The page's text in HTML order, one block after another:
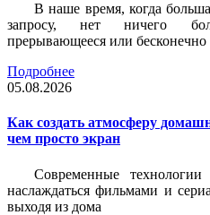
В наше время, когда
запросу, нет ничего
прерывающееся или
Подробнее
05.08.2026
Как создать атмосферу
чем просто экран
Современные
наслаждаться фильмами и
выходя из дома